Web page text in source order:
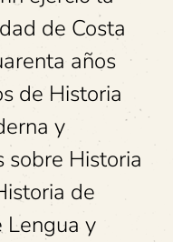
de Costa
años
de Historia
y
sobre Historia
de
Lengua y